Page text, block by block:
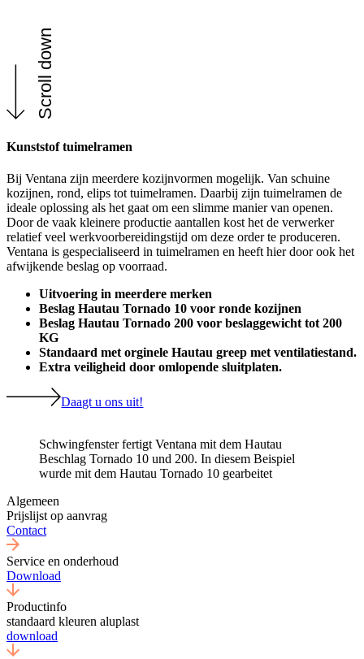
Scroll down
Kunststof tuimelramen
Bij Ventana zijn meerdere kozijnvormen mogelijk. Van schuine
kozijnen, rond, elips tot tuimelramen. Daarbij zijn tuimelramen de
ideale oplossing als het gaat om een slimme manier van openen.
Door de vaak kleinere productie aantallen kost het de verwerker
relatief veel werkvoorbereidingstijd om deze order te produceren.
Ventana is gespecialiseerd in tuimelramen en heeft hier door ook het
afwijkende beslag op voorraad.
Uitvoering in meerdere merken
Beslag Hautau Tornado 10 voor ronde kozijnen
Beslag Hautau Tornado 200 voor beslaggewicht tot 200
KG
Standaard met orginele Hautau greep met ventilatiestand.
Extra veiligheid door omlopende sluitplaten.
Daagt u ons uit!
Schwingfenster fertigt Ventana mit dem Hautau
Beschlag Tornado 10 und 200. In diesem Beispiel
wurde mit dem Hautau Tornado 10 gearbeitet
Algemeen
Prijslijst op aanvrag
Contact
Service en onderhoud
Download
Productinfo
standaard kleuren aluplast
download